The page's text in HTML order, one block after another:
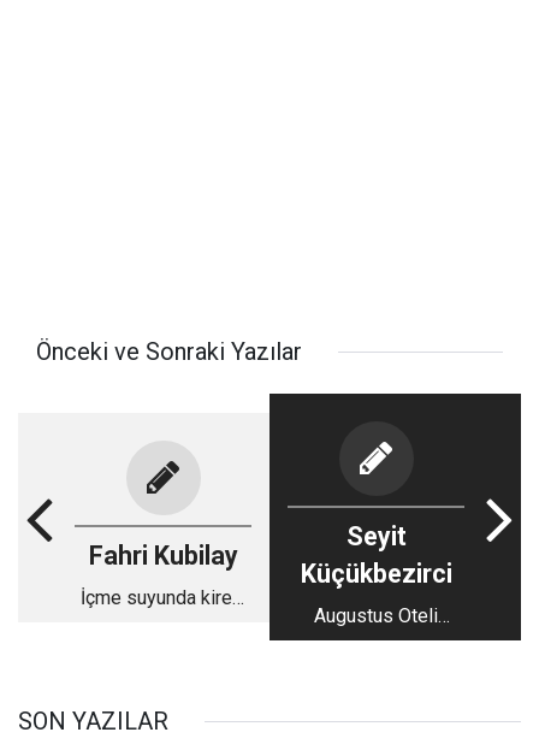
Önceki ve Sonraki Yazılar
Fahri Kubilay
İçme suyunda kireç,
Seyit
Küçükbezirci
Augustus Oteli
üstüne...
SON YAZILAR